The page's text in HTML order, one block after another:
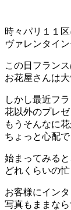
時々パリ１１
ヴァレンタイ
この日フラン
お花屋さんは大
しかし最近フ
花以外のプレゼ
もうそんなに
ちょっと心配で
始まってみる
どれくらいの
お客様にイン
写真もままなら